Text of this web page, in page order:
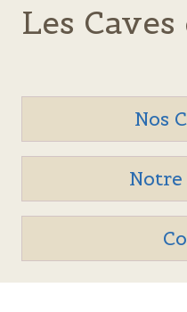
SkipLes
Nos